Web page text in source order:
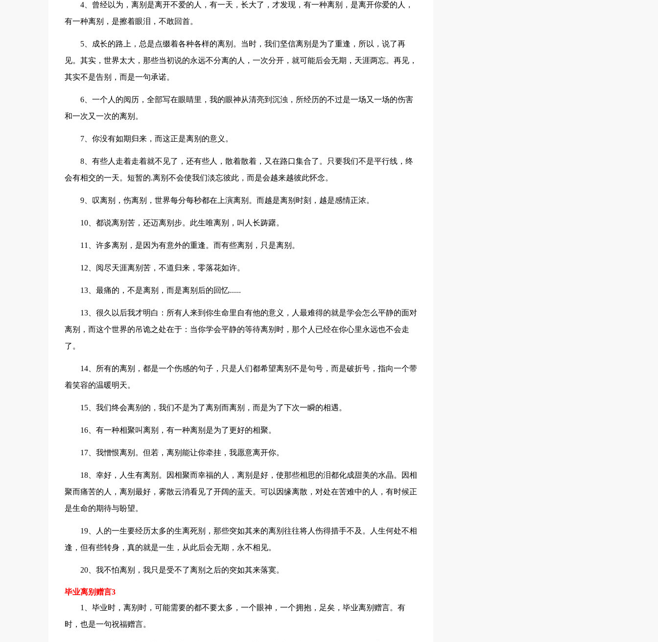
4、曾经以为，离别是离开不爱的人，有一天，长大了，才发现，有一种离别，是离开你爱的人，
有一种离别，是擦着眼泪，不敢回首。
5、成长的路上，总是点缀着各种各样的离别。当时，我们坚信离别是为了重逢，所以，说了再
见。其实，世界太大，那些当初说的永远不分离的人，一次分开，就可能后会无期，天涯两忘。再见，
其实不是告别，而是一句承诺。
6、一个人的阅历，全部写在眼睛里，我的眼神从清亮到沉浊，所经历的不过是一场又一场的伤害
和一次又一次的离别。
7、你没有如期归来，而这正是离别的意义。
8、有些人走着走着就不见了，还有些人，散着散着，又在路口集合了。只要我们不是平行线，终
会有相交的一天。短暂的.离别不会使我们淡忘彼此，而是会越来越彼此怀念。
9、叹离别，伤离别，世界每分每秒都在上演离别。而越是离别时刻，越是感情正浓。
10、都说离别苦，还迈离别步。此生唯离别，叫人长踌躇。
11、许多离别，是因为有意外的重逢。而有些离别，只是离别。
12、阅尽天涯离别苦，不道归来，零落花如许。
13、最痛的，不是离别，而是离别后的回忆......
13、很久以后我才明白：所有人来到你生命里自有他的意义，人最难得的就是学会怎么平静的面对
离别，而这个世界的吊诡之处在于：当你学会平静的等待离别时，那个人已经在你心里永远也不会走
了。
14、所有的离别，都是一个伤感的句子，只是人们都希望离别不是句号，而是破折号，指向一个带
着笑容的温暖明天。
15、我们终会离别的，我们不是为了离别而离别，而是为了下次一瞬的相遇。
16、有一种相聚叫离别，有一种离别是为了更好的相聚。
17、我憎恨离别。但若，离别能让你牵挂，我愿意离开你。
18、幸好，人生有离别。因相聚而幸福的人，离别是好，使那些相思的泪都化成甜美的水晶。因相
聚而痛苦的人，离别最好，雾散云消看见了开阔的蓝天。可以因缘离散，对处在苦难中的人，有时候正
是生命的期待与盼望。
19、人的一生要经历太多的生离死别，那些突如其来的离别往往将人伤得措手不及。人生何处不相
逢，但有些转身，真的就是一生，从此后会无期，永不相见。
20、我不怕离别，我只是受不了离别之后的突如其来落寞。
毕业离别赠言3
1、毕业时，离别时，可能需要的都不要太多，一个眼神，一个拥抱，足矣，毕业离别赠言。有
时，也是一句祝福赠言。